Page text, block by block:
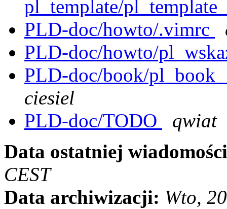
pl_template/
PLD-doc/howto/.vimrc
PLD-doc/howto/
PLD-doc/book/
ciesiel
PLD-doc/TODO
qwiat
Data ostatniej
CEST
Data archiwizacji: Wto,